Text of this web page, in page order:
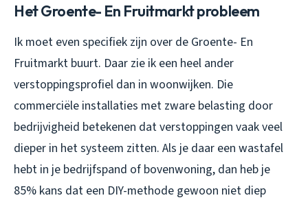
Het Groente- En Fruitmarkt probleem
Ik moet even specifiek zijn over de Groente- En
Fruitmarkt buurt. Daar zie ik een heel ander
verstoppingsprofiel dan in woonwijken. Die
commerciële installaties met zware belasting door
bedrijvigheid betekenen dat verstoppingen vaak veel
dieper in het systeem zitten. Als je daar een wastafel
hebt in je bedrijfspand of bovenwoning, dan heb je
85% kans dat een DIY-methode gewoon niet diep